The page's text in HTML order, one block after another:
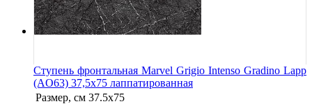
Ступень фронтальная Marvel Grigio Intenso Gradino Lapp
(AO63) 37,5x75 лаппатированная
Размер, см 37.5x75